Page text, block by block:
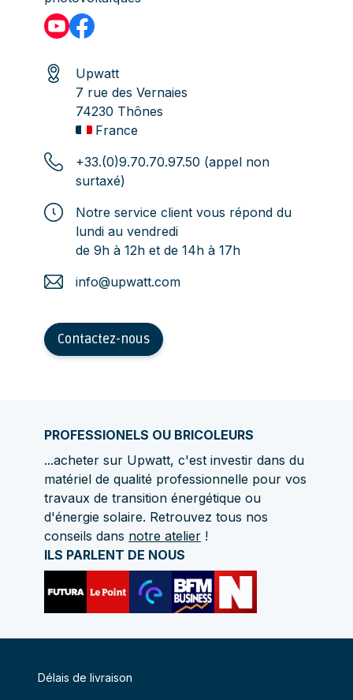
Upwatt
7 rue des Vernaies
74230 Thônes
France
+33.(0)9.70.70.97.50 (appel non
surtaxé)
Notre service client vous répond du
lundi au vendredi
de 9h à 12h et de 14h à 17h
info@upwatt.com
Contactez-nous
PROFESSIONELS OU BRICOLEURS
...acheter sur Upwatt, c'est investir dans du
matériel de qualité professionnelle pour vos
travaux de transition énergétique ou
d'énergie solaire. Retrouvez tous nos
conseils dans notre atelier !
ILS PARLENT DE NOUS
Délais de livraison